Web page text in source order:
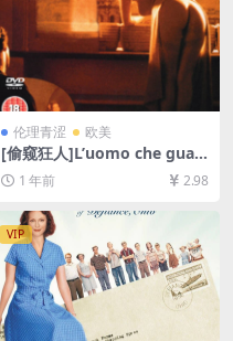
伦理青涩 欧美
[偷窥狂人]L’uomo che guar
da (1994)[百度网盘+夸克网盘
1080P超清未删减资源][网盘
下载][MP4/6.6GB][中文字幕]
【手机/平板无法在线播放，请
使用电脑下载防和谐压缩包
（含解压密码）】
1 年前 2.98
VIP